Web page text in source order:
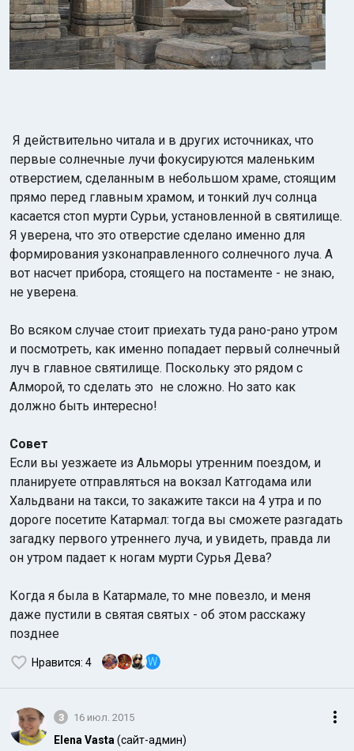
Я действительно читала и в других источниках, что
первые солнечные лучи фокусируются маленьким
отверстием, сделанным в небольшом храме, стоящим
прямо перед главным храмом, и тонкий луч солнца
касается стоп мурти Сурьи, установленной в святилище.
Я уверена, что это отверстие сделано именно для
формирования узконаправленного солнечного луча. А
вот насчет прибора, стоящего на постаменте - не знаю,
не уверена.
Во всяком случае стоит приехать туда рано-рано утром
и посмотреть, как именно попадает первый солнечный
луч в главное святилище. Поскольку это рядом с
Алморой, то сделать это не сложно. Но зато как
должно быть интересно!
Совет
Если вы уезжаете из Альморы утренним поездом, и
планируете отправляться на вокзал Катгодама или
Хальдвани на такси, то закажите такси на 4 утра и по
дороге посетите Катармал: тогда вы сможете разгадать
загадку первого утреннего луча, и увидеть, правда ли
он утром падает к ногам мурти Сурья Дева?
Когда я была в Катармале, то мне повезло, и меня
даже пустили в святая святых - об этом расскажу
позднее
Нравится: 4 W
3 16 июл. 2015
Elena Vasta (сайт-админ)